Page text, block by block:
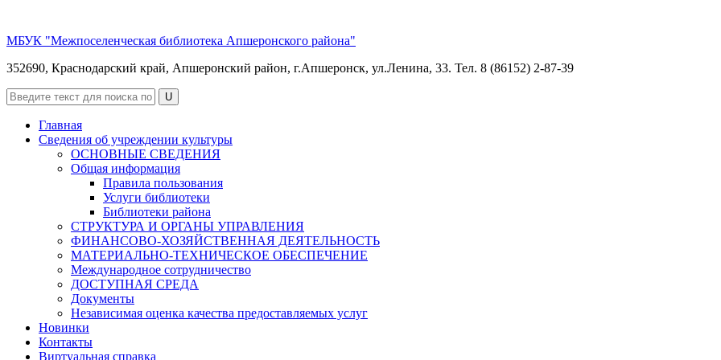
МБУК "Межпоселенческая библиотека Апшеронского района"
352690, Краснодарский край, Апшеронский район, г.Апшеронск, ул.Ленина, 33. Тел. 8 (86152) 2-87-39
Главная
Сведения об учреждении культуры
ОСНОВНЫЕ СВЕДЕНИЯ
Общая информация
Правила пользования
Услуги библиотеки
Библиотеки района
СТРУКТУРА И ОРГАНЫ УПРАВЛЕНИЯ
ФИНАНСОВО-ХОЗЯЙСТВЕННАЯ ДЕЯТЕЛЬНОСТЬ
МАТЕРИАЛЬНО-ТЕХНИЧЕСКОЕ ОБЕСПЕЧЕНИЕ
Международное сотрудничество
ДОСТУПНАЯ СРЕДА
Документы
Независимая оценка качества предоставляемых услуг
Новинки
Контакты
Виртуальная справка